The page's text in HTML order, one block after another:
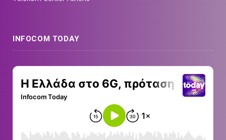
INFOCOM TODAY